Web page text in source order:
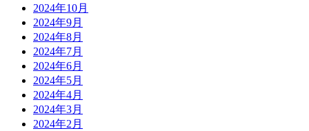
2024年10月
2024年9月
2024年8月
2024年7月
2024年6月
2024年5月
2024年4月
2024年3月
2024年2月